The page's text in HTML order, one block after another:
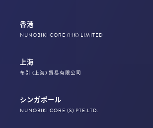
香港
NUNOBIKI CORE (HK) LIMITED
上海
布引 (上海) 貿易有限公司
シンガポール
NUNOBIKI CORE (S) PTE.LTD.